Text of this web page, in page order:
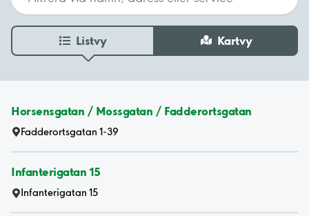
Listvy Kartvy
Horsensgatan / Mossgatan / Fadderortsgatan
Fadderortsgatan 1-39
Infanterigatan 15
Infanterigatan 15